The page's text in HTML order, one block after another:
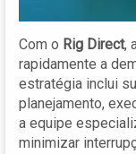
Com o Rig Direct,
rapidamente a
estratégia inclui
planejamento,
a equipe
minimizar